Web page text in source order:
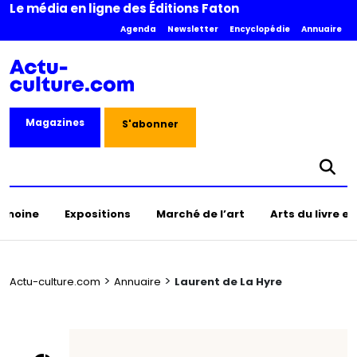
Le média en ligne des Éditions Faton
Agenda Newsletter Encyclopédie Annuaire
Magazines S'abonner
Expositions Marché de l’art Arts du livre
Actu-culture.com > Annuaire > Laurent de La Hyre